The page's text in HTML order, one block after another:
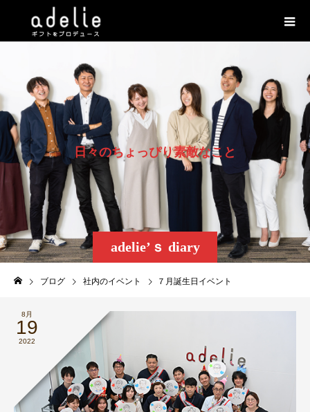
adelie’ｓ diary
日々のちょ っぴり素敵なこ と
ブログ 社内のイベント ７月誕生日イベント
8月
19
2022